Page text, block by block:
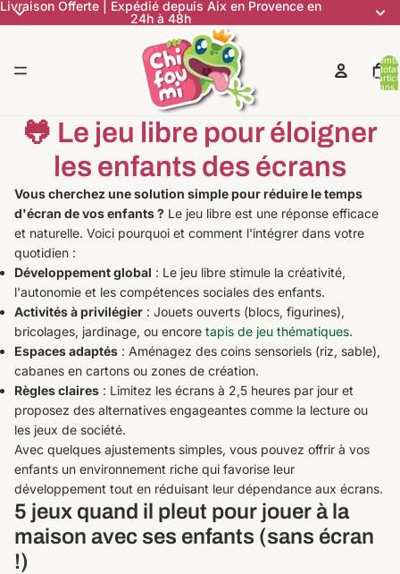
Livraison Offerte | Expédié depuis Aix en Provence en
24h à 48h
total
dans
🐸 Le jeu libre pour éloigner
les enfants des écrans
Vous cherchez une solution simple pour réduire le temps
d'écran de vos enfants ? Le jeu libre est une réponse efficace
et naturelle. Voici pourquoi et comment l'intégrer dans votre
quotidien :
Développement global : Le jeu libre stimule la créativité,
l'autonomie et les compétences sociales des enfants.
Activités à privilégier : Jouets ouverts (blocs, figurines),
bricolages, jardinage, ou encore tapis de jeu thématiques.
Espaces adaptés : Aménagez des coins sensoriels (riz, sable),
cabanes en cartons ou zones de création.
Règles claires : Limitez les écrans à 2,5 heures par jour et
proposez des alternatives engageantes comme la lecture ou
les jeux de société.
Avec quelques ajustements simples, vous pouvez offrir à vos
enfants un environnement riche qui favorise leur
développement tout en réduisant leur dépendance aux écrans.
5 jeux quand il pleut pour jouer à la
maison avec ses enfants (sans écran
!)